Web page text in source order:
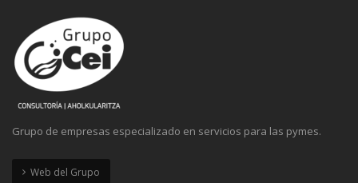
Grupo de empresas especializado en servicios para las pymes.
Web del Grupo